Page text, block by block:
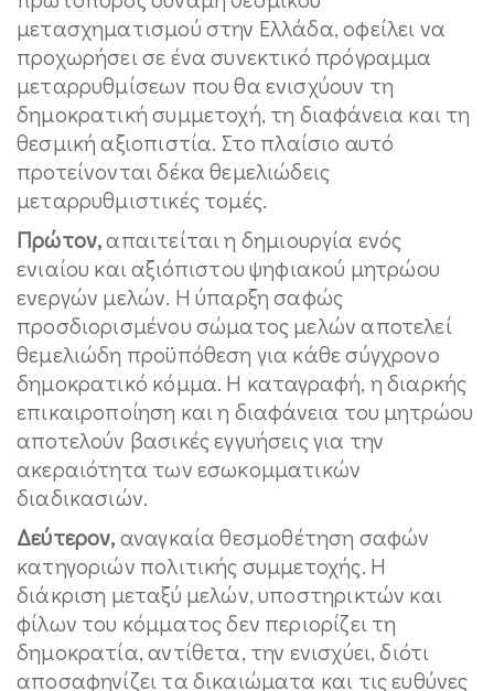
μετασχηματισμού στην Ελλάδα, οφείλει να
προχωρήσει σε ένα συνεκτικό πρόγραμμα
μεταρρυθμίσεων που θα ενισχύουν τη
δημοκρατική συμμετοχή, τη διαφάνεια και τη
θεσμική αξιοπιστία. Στο πλαίσιο αυτό
προτείνονται δέκα θεμελιώδεις
μεταρρυθμιστικές τομές.
Πρώτον,απαιτείται η δημιουργία ενός
ενιαίου και αξιόπιστου ψηφιακού μητρώου
ενεργών μελών. Η ύπαρξη σαφώς
προσδιορισμένου σώματος μελών αποτελεί
θεμελιώδη προϋπόθεση για κάθε σύγχρονο
δημοκρατικό κόμμα. Η καταγραφή, η διαρκής
επικαιροποίηση και η διαφάνεια του μητρώου
αποτελούν βασικές εγγυήσεις για την
ακεραιότητα των εσωκομματικών
διαδικασιών.
Δεύτερον,αναγκαία θεσμοθέτηση σαφών
κατηγοριών πολιτικής συμμετοχής. Η
διάκριση μεταξύ μελών, υποστηρικτών και
φίλων του κόμματος δεν περιορίζει τη
δημοκρατία, αντίθετα, την ενισχύει, διότι
αποσαφηνίζει τα δικαιώματα και τις ευθύνες